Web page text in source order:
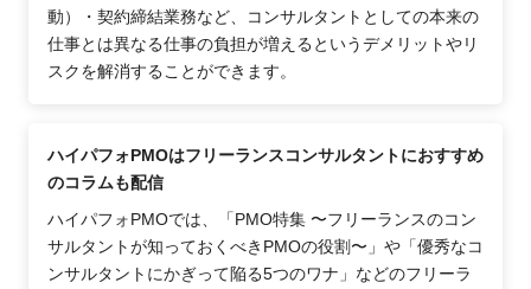
動）・契約締結業務など、コンサルタントとしての本来の
仕事とは異なる仕事の負担が増えるというデメリットやリ
スクを解消することができます。
ハイパフォPMOはフリーランスコンサルタントにおすすめ
のコラムも配信
ハイパフォPMOでは、「PMO特集 〜フリーランスのコン
サルタントが知っておくべきPMOの役割〜」や「優秀なコ
ンサルタントにかぎって陥る5つのワナ」などのフリーラ